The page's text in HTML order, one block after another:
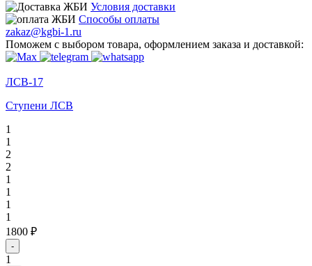
Условия доставки
Способы оплаты
zakaz@kgbi-1.ru
Поможем с выбором товара, оформлением заказа и доставкой:
ЛСВ-17
Ступени ЛСВ
1
1
2
2
1
1
1
1
1800 ₽
-
1